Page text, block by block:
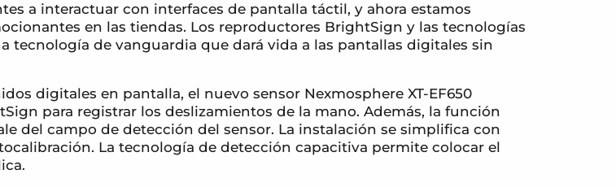
a interactuar con interfaces de pantalla táctil, y ahora estamos
en las tiendas. Los reproductores BrightSign y las tecnologías
tecnología de vanguardia que dará vida a las pantallas digitales sin
digitales en pantalla, el nuevo sensor Nexmosphere XT-EF650
para registrar los deslizamientos de la mano. Además, la función
del campo de detección del sensor. La instalación se simplifica con
La tecnología de detección capacitiva permite colocar el